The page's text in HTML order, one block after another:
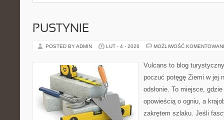
PUSTYNIE
POSTED BY ADMIN LUT - 4 - 2026 MOŻLIWOŚĆ
Vulcans to blog
poczuć potęgę Ziemi w jej
odsłonie. To miejsce,
opowieścią o ogniu, a
zakrętem szlaku. Jeśli